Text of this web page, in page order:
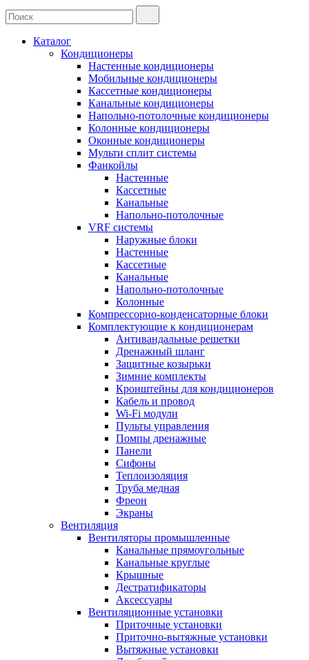
Каталог
Кондиционеры
Настенные кондиционеры
Мобильные кондиционеры
Кассетные кондиционеры
Канальные кондиционеры
Напольно-потолочные кондиционеры
Колонные кондиционеры
Оконные кондиционеры
Мульти сплит системы
Фанкойлы
Настенные
Кассетные
Канальные
Напольно-потолочные
VRF системы
Наружные блоки
Настенные
Кассетные
Канальные
Напольно-потолочные
Колонные
Компрессорно-конденсаторные блоки
Комплектующие к кондиционерам
Антивандальные решетки
Дренажный шланг
Защитные козырьки
Зимние комплекты
Кронштейны для кондиционеров
Кабель и провод
Wi-Fi модули
Пульты управления
Помпы дренажные
Панели
Сифоны
Теплоизоляция
Труба медная
Фреон
Экраны
Вентиляция
Вентиляторы промышленные
Канальные прямоугольные
Канальные круглые
Крышные
Дестратификаторы
Аксессуары
Вентиляционные установки
Приточные установки
Приточно-вытяжные установки
Вытяжные установки